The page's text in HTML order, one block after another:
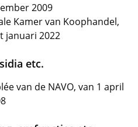
2009
Kamer van Koophandel,
januari 2022
etc.
van de NAVO, van 1 april